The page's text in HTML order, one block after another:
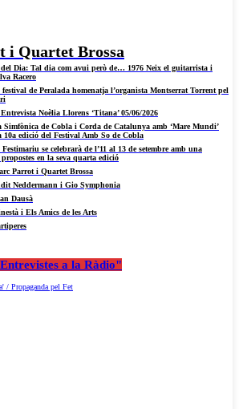
i Quartet Brossa
del Dia: Tal dia com avui però de… 1976 Neix el guitarrista i
Racero
de Peralada homenatja l’organista Montserrat Torrent pel
Noèlia Llorens ‘Titana’ 05/06/2026
Simfònica de Cobla i Corda de Catalunya amb ‘Mare Mundi’
edició del Festival Amb So de Cobla
se celebrarà de l’11 al 13 de setembre amb una
en la seva quarta edició
Parrot i Quartet Brossa
Neddermann i Gio Symphonia
Dausà
i Els Amics de les Arts
a la Ràdio"